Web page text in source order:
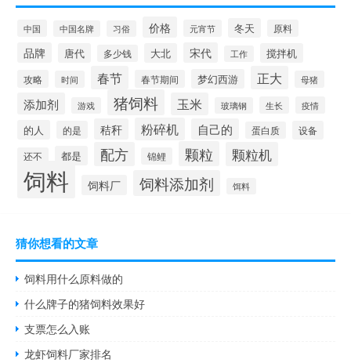
中国 中国名牌 习俗 价格 元宵节 冬天 原料
品牌 唐代 多少钱 大北 宋代 工作 搅拌机
攻略 时间 春节 春节期间 梦幻西游 正大 母猪
添加剂 游戏 猪饲料 玉米 玻璃钢 生长 疫情
的人 的是 秸秆 粉碎机 自己的 蛋白质 设备
还不 都是 配方 锦鲤 颗粒 颗粒机
饲料 饲料厂 饲料添加剂 饵料
猜你想看的文章
饲料用什么原料做的
什么牌子的猪饲料效果好
支票怎么入账
龙虾饲料厂家排名